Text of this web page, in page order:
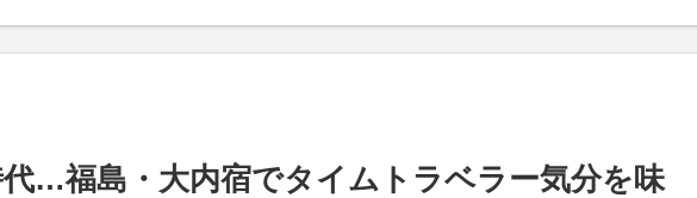
…福島・大内宿でタイムトラベラー気分を味